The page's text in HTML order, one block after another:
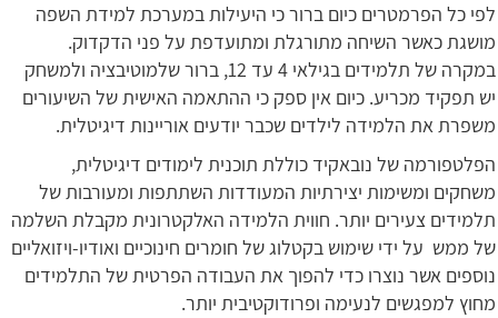
לפי כל הפרמטרים כיום ברור כי היעילות במערכת למידת השפה
מושגת כאשר השיחה מתורגלת ומתועדפת על פני הדקדוק.
במקרה של תלמידים בגילאי 4 עד 12, ברור שלמוטיבציה ולמשחק
יש תפקיד מכריע. כיום אין ספק כי ההתאמה האישית של השיעורים
משפרת את הלמידה לילדים שכבר יודעים אוריינות דיגיטלית.
הפלטפורמה של נובאקיד כוללת תוכנית לימודים דיגיטלית,
משחקים ומשימות יצירתיות המעודדות השתתפות ומעורבות של
תלמידים צעירים יותר. חווית הלמידה האלקטרונית מקבלת השלמה
של ממש על ידי שימוש בקטלוג של חומרים חינוכיים ואודיו-ויזואליים
נוספים אשר נוצרו כדי להפוך את העבודה הפרטית של התלמידים
מחוץ למפגשים לנעימה ופרודוקטיבית יותר.